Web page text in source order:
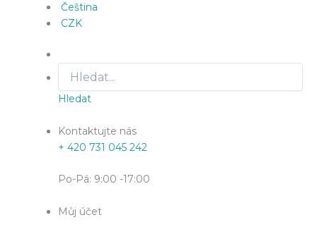
Čeština
CZK
Hledat
Kontaktujte nás
+ 420 731 045 242
Po-Pá: 9:00 -17:00
Můj účet